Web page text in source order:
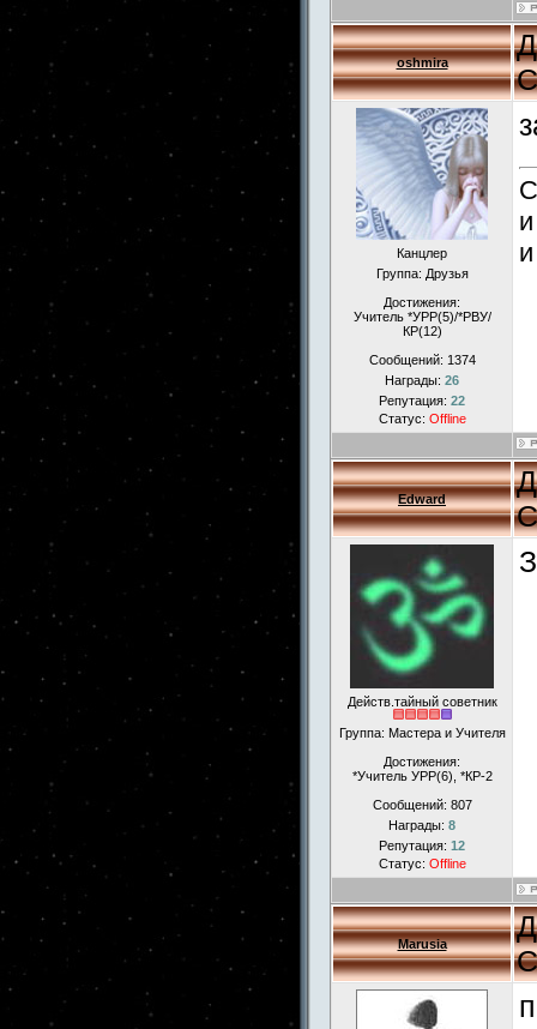
oshmira
Канцлер
Группа: Друзья
Достижения:
Учитель *УРР(5)/*РВУ/
КР(12)
Сообщений: 1374
Награды: 26
Репутация: 22
Статус: Offline
Edward
Действ.тайный советник
Группа: Мастера и Учителя
Достижения:
*Учитель УРР(6), *КР-2
Сообщений: 807
Награды: 8
Репутация: 12
Статус: Offline
Marusia